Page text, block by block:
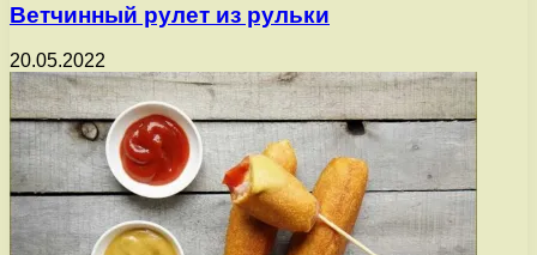
Ветчинный рулет из рульки
20.05.2022